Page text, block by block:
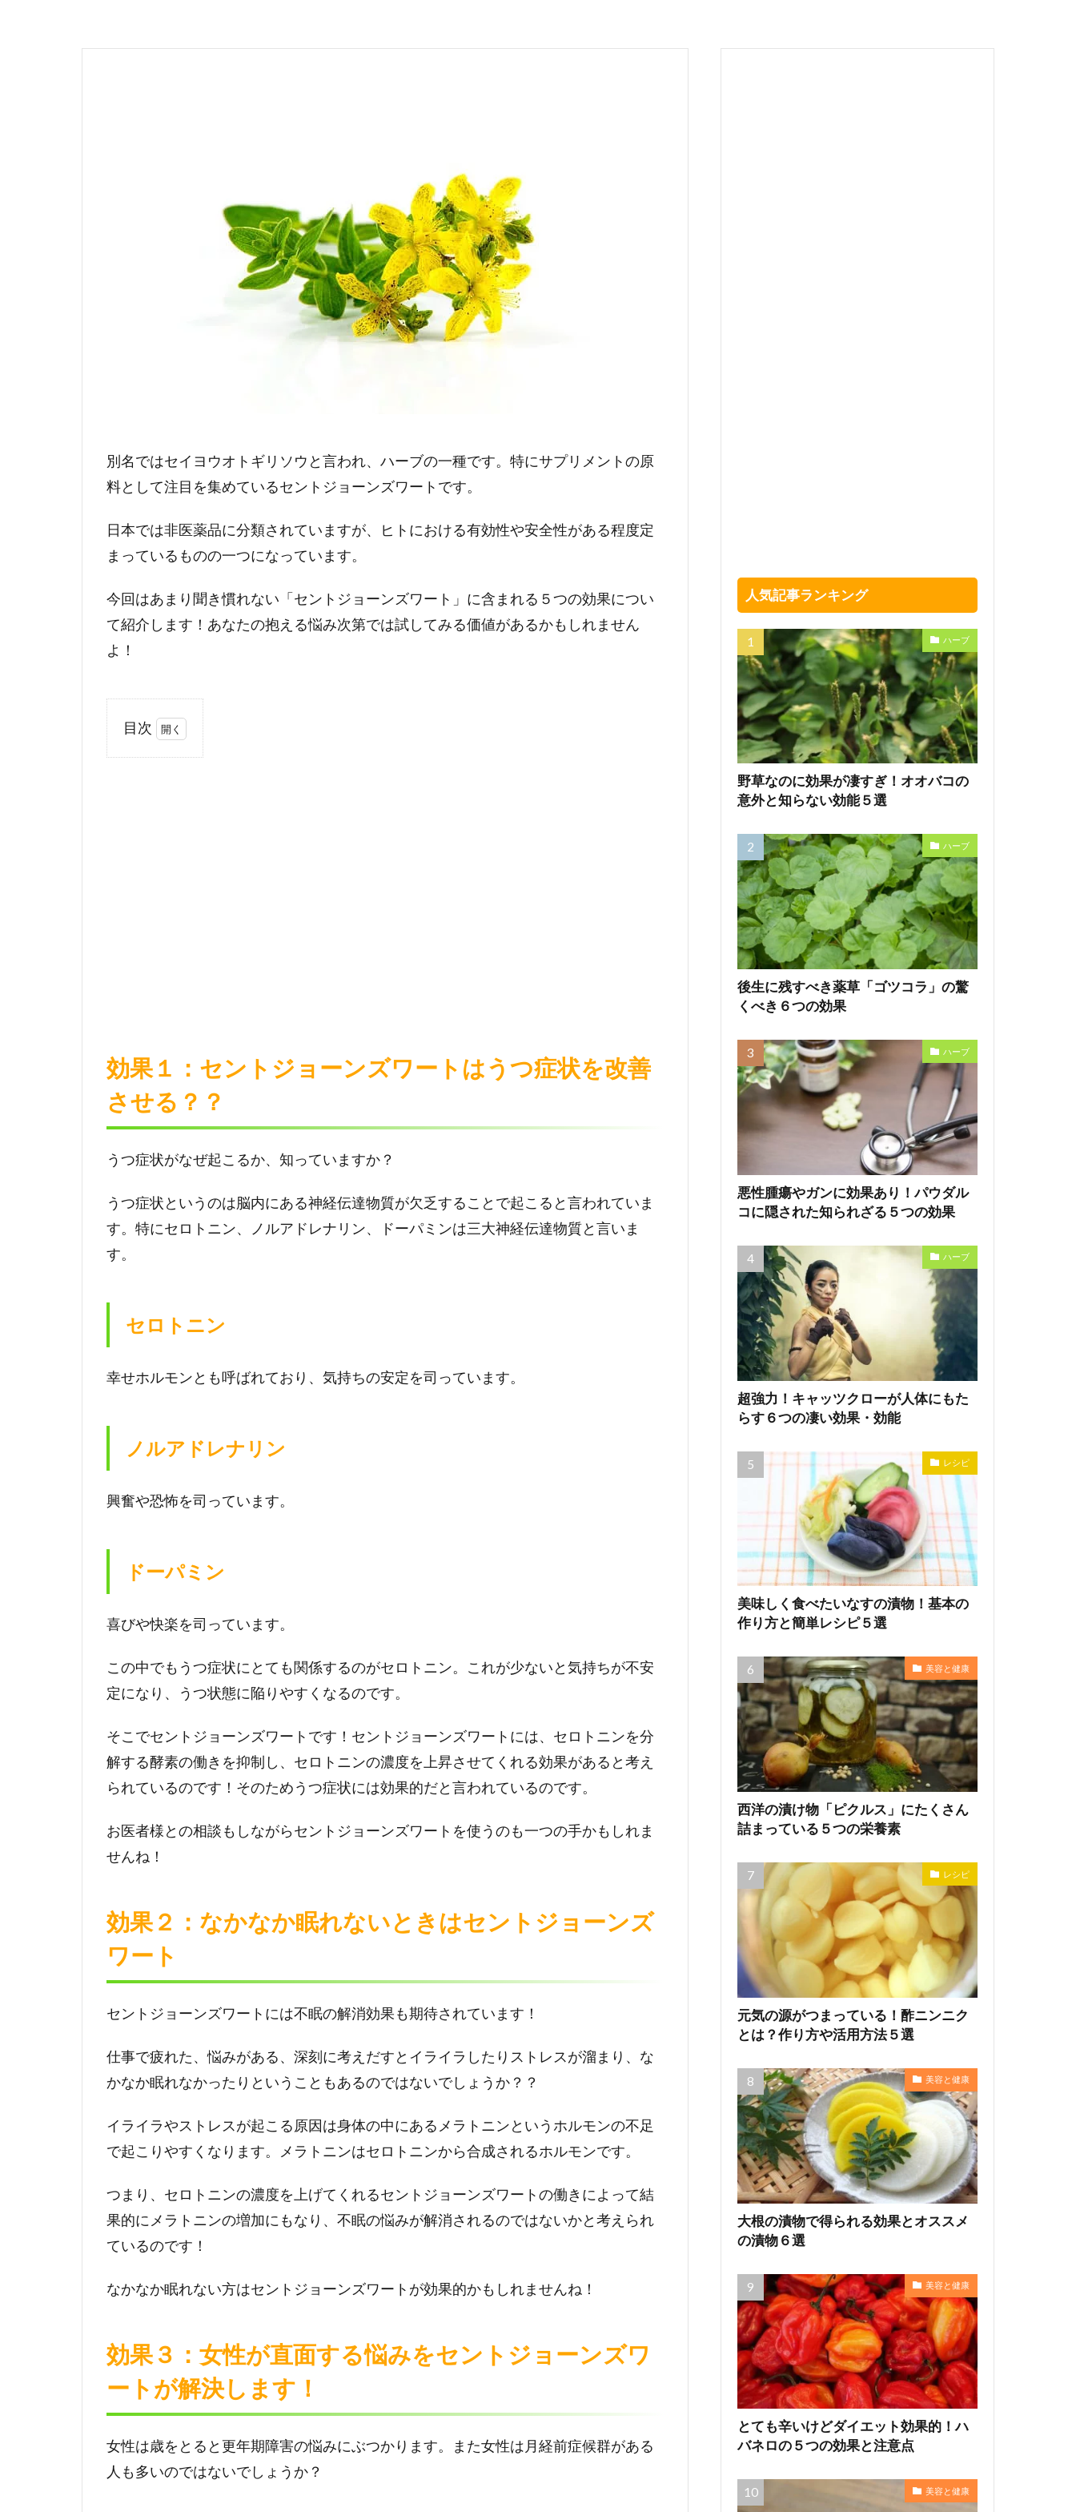
別名ではセイヨウオトギリソウと言われ、ハーブの一種です。特にサプリメントの原
料として注目を集めているセントジョーンズワートです。
日本では非医薬品に分類されていますが、ヒトにおける有効性や安全性がある程度定
まっているものの一つになっています。
今回はあまり聞き慣れない「セントジョーンズワート」に含まれる５つの効果につい
て紹介します！あなたの抱える悩み次第では試してみる価値があるかもしれません
よ！
目次
ない
とき
はセ
ント
ーン
３：
面す
る悩
セン
トジ
ワー
しま
果４：
ンズワ
は消毒
ある
5
効果
５：
エッ
トに
も期
るセ
ント
ジョ
ズワ
ート
効果１：セントジョーンズワートはうつ症状を改善
させる？？
うつ症状がなぜ起こるか、知っていますか？
うつ症状というのは脳内にある神経伝達物質が欠乏することで起こると言われていま
す。特にセロトニン、ノルアドレナリン、ドーパミンは三大神経伝達物質と言いま
す。
セロトニン
幸せホルモンとも呼ばれており、気持ちの安定を司っています。
ノルアドレナリン
興奮や恐怖を司っています。
ドーパミン
喜びや快楽を司っています。
この中でもうつ症状にとても関係するのがセロトニン。これが少ないと気持ちが不安
定になり、うつ状態に陥りやすくなるのです。
そこでセントジョーンズワートです！セントジョーンズワートには、セロトニンを分
解する酵素の働きを抑制し、セロトニンの濃度を上昇させてくれる効果があると考え
られているのです！そのためうつ症状には効果的だと言われているのです。
お医者様との相談もしながらセントジョーンズワートを使うのも一つの手かもしれま
せんね！
効果２：なかなか眠れないときはセントジョーンズ
ワート
セントジョーンズワートには不眠の解消効果も期待されています！
仕事で疲れた、悩みがある、深刻に考えだすとイライラしたりストレスが溜まり、な
かなか眠れなかったりということもあるのではないでしょうか？？
イライラやストレスが起こる原因は身体の中にあるメラトニンというホルモンの不足
で起こりやすくなります。メラトニンはセロトニンから合成されるホルモンです。
つまり、セロトニンの濃度を上げてくれるセントジョーンズワートの働きによって結
果的にメラトニンの増加にもなり、不眠の悩みが解消されるのではないかと考えられ
ているのです！
なかなか眠れない方はセントジョーンズワートが効果的かもしれませんね！
効果３：女性が直面する悩みをセントジョーンズワ
ートが解決します！
女性は歳をとると更年期障害の悩みにぶつかります。また女性は月経前症候群がある
人も多いのではないでしょうか？
人気記事ランキング
ハーブ
野草なのに効果が凄すぎ！オオバコの
意外と知らない効能５選
ハーブ
後生に残すべき薬草「ゴツコラ」の驚
くべき６つの効果
ハーブ
悪性腫瘍やガンに効果あり！パウダル
コに隠された知られざる５つの効果
ハーブ
超強力！キャッツクローが人体にもた
らす６つの凄い効果・効能
レシピ
美味しく食べたいなすの漬物！基本の
作り方と簡単レシピ５選
美容と健康
西洋の漬け物「ピクルス」にたくさん
詰まっている５つの栄養素
レシピ
元気の源がつまっている！酢ニンニク
とは？作り方や活用方法５選
美容と健康
大根の漬物で得られる効果とオススメ
の漬物６選
美容と健康
とても辛いけどダイエット効果的！ハ
バネロの５つの効果と注意点
美容と健康